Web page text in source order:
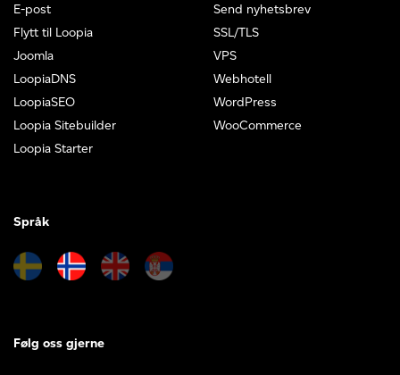
E-post
Flytt til Loopia
Joomla
LoopiaDNS
LoopiaSEO
Loopia Sitebuilder
Loopia Starter
Send nyhetsbrev
SSL/TLS
VPS
Webhotell
WordPress
WooCommerce
Språk
Følg oss gjerne